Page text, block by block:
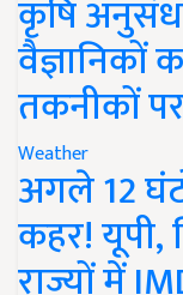
कृषि
वैज्ञानिकों
तकनीकों
Weather
अगले 12
कहर! यूपी,